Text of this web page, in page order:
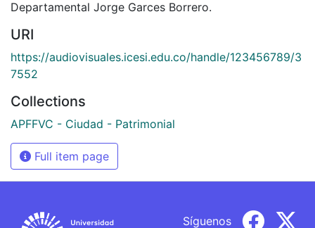
Departamental Jorge Garces Borrero.
URI
https://audiovisuales.icesi.edu.co/handle/123456789/3
7552
Collections
APFFVC - Ciudad - Patrimonial
Full item page
Síguenos